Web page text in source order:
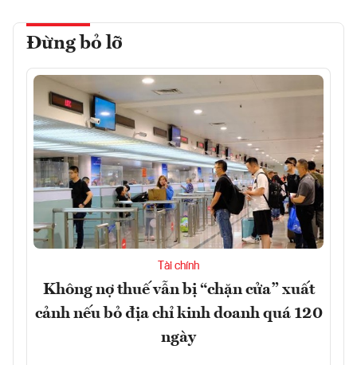
Đừng bỏ lỡ
Tài chính
Không nợ thuế vẫn bị “chặn cửa” xuất
cảnh nếu bỏ địa chỉ kinh doanh quá 120
ngày